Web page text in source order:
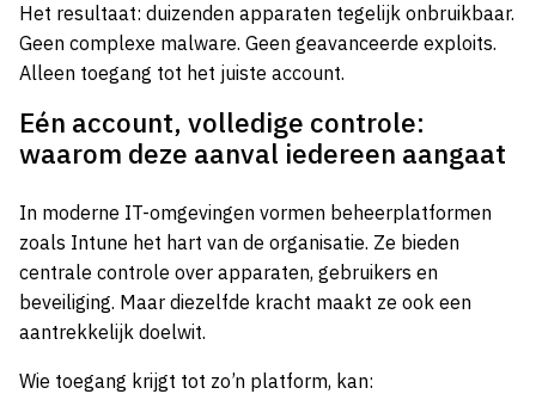
Het resultaat: duizenden apparaten tegelijk onbruikbaar.
Geen complexe malware. Geen geavanceerde exploits.
Alleen toegang tot het juiste account.
Eén account, volledige controle:
waarom deze aanval iedereen aangaat
In moderne IT-omgevingen vormen beheerplatformen
zoals Intune het hart van de organisatie. Ze bieden
centrale controle over apparaten, gebruikers en
beveiliging. Maar diezelfde kracht maakt ze ook een
aantrekkelijk doelwit.
Wie toegang krijgt tot zo’n platform, kan: